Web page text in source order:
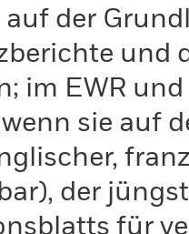
der
und
im EWR
sie auf
der
für